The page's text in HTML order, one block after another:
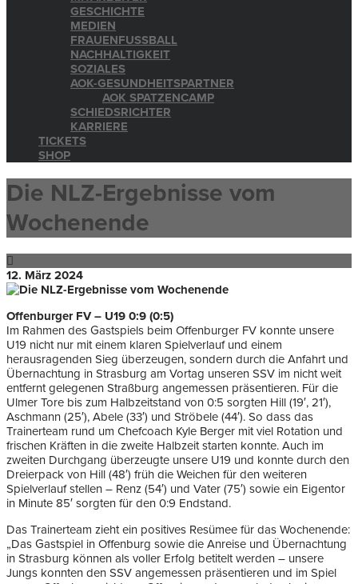
GESCHICHTE
MEDIEN
FRAUENFUSSBALL
NACHHALTIGKEIT
SOZIALES
AOK-GESUNDHEITSPARTNER
AOK SPATZENCAMP
SCHIEDSRICHTER
KARRIERE
TICKETS
SHOP
Die NLZ-Ergebnisse vom
Wochenende
12. März 2024
Offenburger FV – U19 0:9 (0:5)
Im Rahmen des Gastspiels beim Offenburger FV konnte unsere
U19 nicht nur mit einem klaren Spielverlauf und einem
herausragenden Sieg überzeugen, sondern durch die Anfahrt und
Übernachtung in Strasburg am Vortag unseren SSV im nicht weit
entfernt gelegenen Straßburg angemessen präsentieren. Für die
Ulmer Tore bis zum Halbzeitstand von 0:5 sorgten Hill (19′, 21′),
Aschmann (25′), Abele (33′) und Ströbele (44′). So dass das
Trainerteam rund um Chefcoach Kyle Berger mit viel Rotation und
frischen Kräften in die zweite Halbzeit starten konnte. Auch im
zweiten Durchgang überzeugte unsere U19 und konnte durch den
Dreierpack von Hill (48′) früh die Weichen für den weiteren
Spielverlauf stellen – Renz (54′) und Vater (75′) sowie ein Eigentor
in Minute 85′ sorgten für den 0:9 Endstand.
Das Trainerteam zieht ein positives Resümee für das Wochenende:
„Das Gastspiel in Offenburg sowie die Anreise und Übernachtung
in Strasburg können als voller Erfolg betitelt werden – unsere
Jungs konnten den SSV angemessen präsentieren und im Spiel